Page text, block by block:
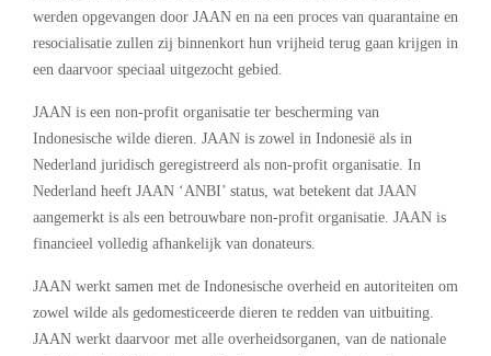
werden opgevangen door JAAN en na een proces van quarantaine en
resocialisatie zullen zij binnenkort hun vrijheid terug gaan krijgen in
een daarvoor speciaal uitgezocht gebied.
JAAN is een non-profit organisatie ter bescherming van
Indonesische wilde dieren. JAAN is zowel in Indonesië als in
Nederland juridisch geregistreerd als non-profit organisatie. In
Nederland heeft JAAN ‘ANBI’ status, wat betekent dat JAAN
aangemerkt is als een betrouwbare non-profit organisatie. JAAN is
financieel volledig afhankelijk van donateurs.
JAAN werkt samen met de Indonesische overheid en autoriteiten om
zowel wilde als gedomesticeerde dieren te redden van uitbuiting.
JAAN werkt daarvoor met alle overheidsorganen, van de nationale